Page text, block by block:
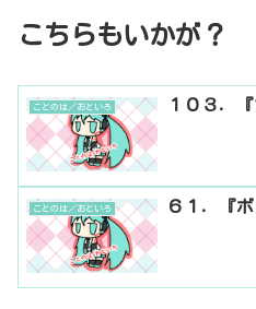
こちらもいかが？
ことのは／おといろ １０３．
ことのは／おといろ ６１．『